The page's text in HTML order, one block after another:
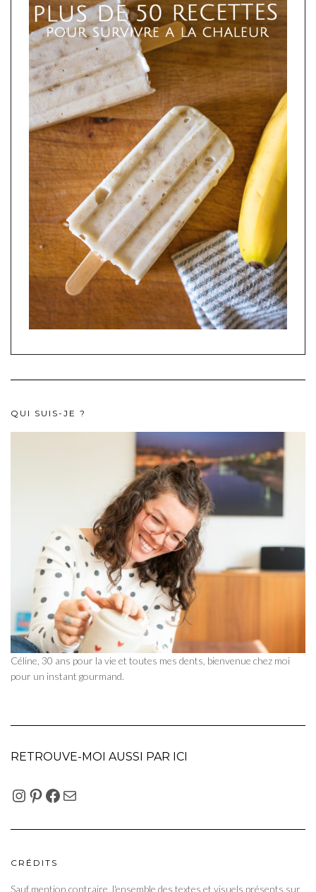
QUI SUIS-JE ?
Céline, 30 ans pour la vie et toutes mes dents, bienvenue chez moi
pour un instant gourmand.
RETROUVE-MOI AUSSI PAR ICI
INSTAGRAM
PINTEREST
FACEBOOK
E-MAIL
CRÉDITS
Sauf mention contraire, l'ensemble des textes et visuels présents sur